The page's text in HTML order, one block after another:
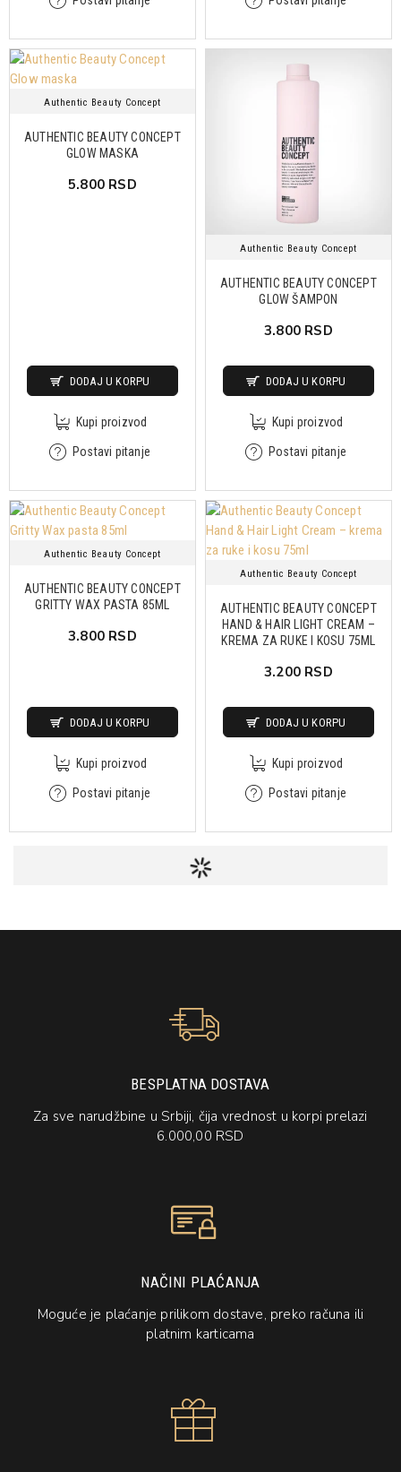
Authentic Beauty Concept
AUTHENTIC BEAUTY CONCEPT
GLOW MASKA
5.800 RSD
DODAJ U KORPU
Kupi proizvod
Postavi pitanje
Authentic Beauty Concept
AUTHENTIC BEAUTY CONCEPT
GLOW ŠAMPON
3.800 RSD
DODAJ U KORPU
Kupi proizvod
Postavi pitanje
Authentic Beauty Concept
AUTHENTIC BEAUTY CONCEPT
GRITTY WAX PASTA 85ML
3.800 RSD
DODAJ U KORPU
Kupi proizvod
Postavi pitanje
Authentic Beauty Concept
AUTHENTIC BEAUTY CONCEPT
HAND & HAIR LIGHT CREAM –
KREMA ZA RUKE I KOSU 75ML
3.200 RSD
DODAJ U KORPU
Kupi proizvod
Postavi pitanje
BESPLATNA DOSTAVA
Za sve narudžbine u Srbiji, čija vrednost u korpi prelazi
6.000,00 RSD
NAČINI PLAĆANJA
Moguće je plaćanje prilikom dostave, preko računa ili
platnim karticama